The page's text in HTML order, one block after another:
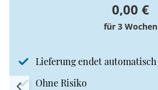
0,00 €
für 3 Wochen
Lieferung endet automatisch
Ohne Risiko